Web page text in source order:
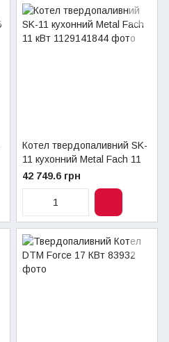
Котел твердопаливний SK-
11 кухонний Metal Fach 11
кВт
42 749.6 грн